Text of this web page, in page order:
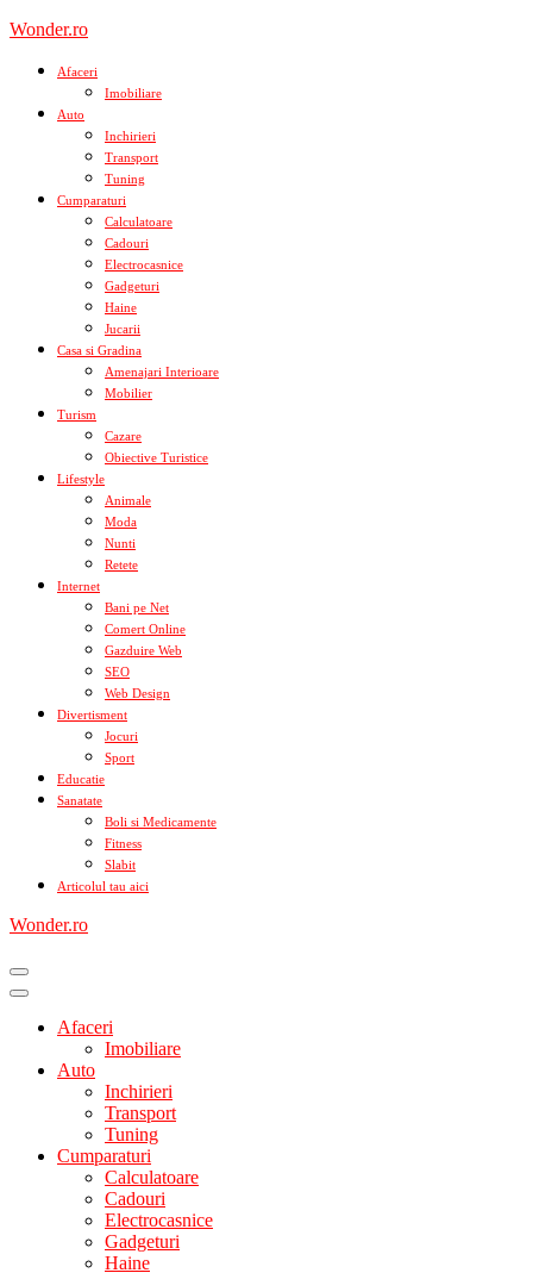
Skip
content
Wonder.ro
Afaceri
Imobiliare
Auto
Inchirieri
Transport
Tuning
Cumparaturi
Calculatoare
Cadouri
Electrocasnice
Gadgeturi
Haine
Jucarii
Casa si Gradina
Amenajari Interioare
Mobilier
Turism
Cazare
Obiective Turistice
Lifestyle
Animale
Moda
Nunti
Retete
Internet
Bani pe Net
Comert Online
Gazduire Web
SEO
Web Design
Divertisment
Jocuri
Sport
Educatie
Sanatate
Boli si Medicamente
Fitness
Slabit
Articolul tau aici
Wonder.ro
Afaceri
Imobiliare
Auto
Inchirieri
Transport
Tuning
Cumparaturi
Calculatoare
Cadouri
Electrocasnice
Gadgeturi
Haine